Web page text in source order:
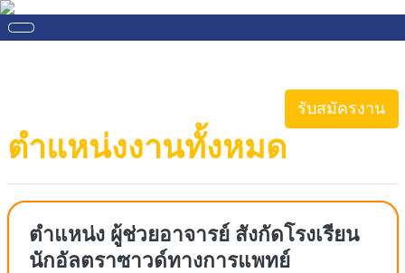
รับสมัครงาน
ตำแหน่งงานทั้งหมด
ตำแหน่ง ผู้ช่วยอาจารย์ สังกัดโรงเรียน
นักอัลตราซาวด์ทางการแพทย์